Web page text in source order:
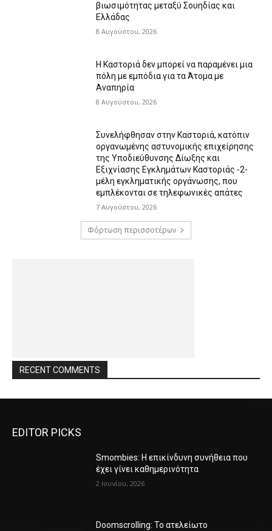
βιωσιμότητας μεταξύ Σουηδίας και
Ελλάδας
8 Αυγούστου, 2026
Η Καστοριά δεν μπορεί να παραμένει μια
πόλη με εμπόδια για τα Άτομα με
Αναπηρία
8 Αυγούστου, 2026
Συνελήφθησαν στην Καστοριά, κατόπιν
οργανωμένης αστυνομικής επιχείρησης
της Υποδιεύθυνσης Δίωξης και
Εξιχνίασης Εγκλημάτων Καστοριάς -2-
μέλη εγκληματικής οργάνωσης, που
εμπλέκονται σε τηλεφωνικές απάτες
7 Αυγούστου, 2026
Φόρτωση περισσοτέρων
RECENT COMMENTS
EDITOR PICKS
Smombies: Η επικίνδυνη συνήθεια που
έχει γίνει καθημερινότητα
2 Ιουνίου, 2026
Doomscrolling: Το ατελείωτο